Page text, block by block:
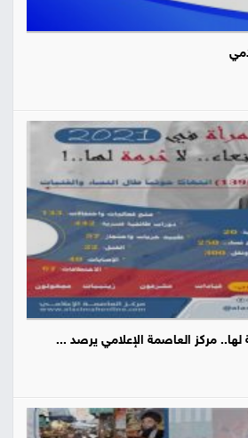
لها.. مركز العاصمة الإعلامي يرصد ...